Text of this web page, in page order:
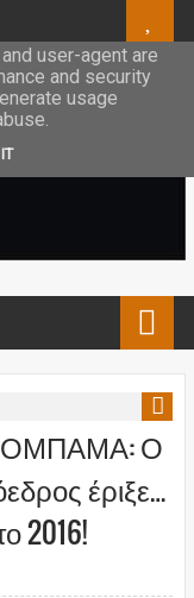
ΟΜΠΑΜΑ: Ο
έριξε…
2016!
deliver its services
user-agent are
and security
usage